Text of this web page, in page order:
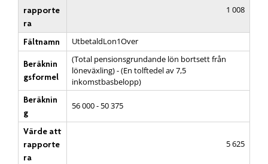
rapporte
ra
1 008
Fältnamn UtbetaldLon1Over
Beräknin
gsformel
(Total pensionsgrundande lön bortsett från
löneväxling) - (En tolftedel av 7,5
inkomstbasbelopp)
Beräknin
g
56 000 - 50 375
Värde att
rapporte
ra
5 625